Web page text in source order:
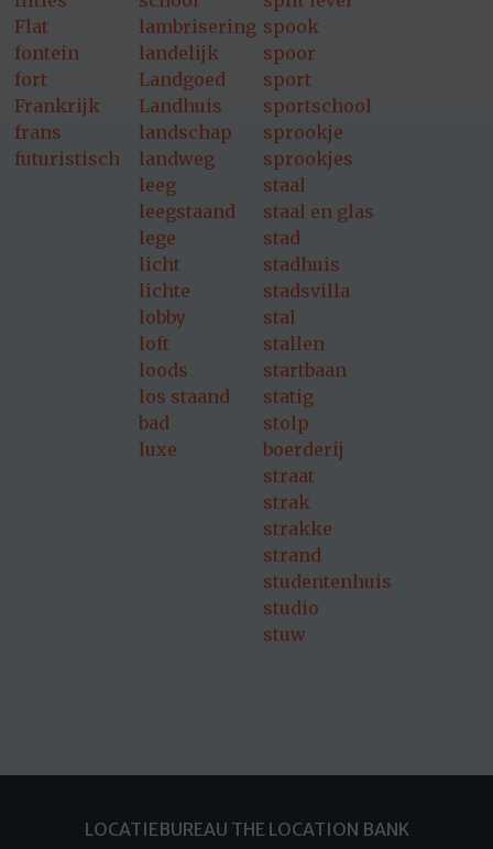
Flat
fontein
fort
Frankrijk
frans
futuristisch
lambrisering
landelijk
Landgoed
Landhuis
landschap
landweg
leeg
leegstaand
lege
licht
lichte
lobby
loft
loods
los staand
bad
luxe
spook
spoor
sport
sportschool
sprookje
sprookjes
staal
staal en glas
stad
stadhuis
stadsvilla
stal
stallen
startbaan
statig
stolp
boerderij
straat
strak
strakke
strand
studentenhuis
studio
stuw
LOCATIEBUREAU THE LOCATION BANK